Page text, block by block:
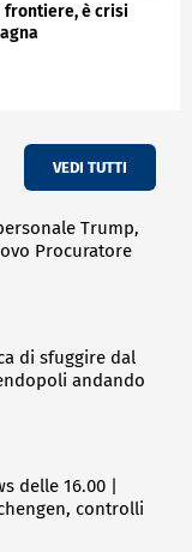
frontiere, è crisi
VEDI TUTTI
Trump,
Procuratore
di sfuggire dal
andando
delle 16.00 |
controlli